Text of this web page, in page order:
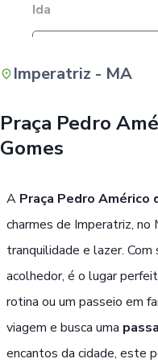
Ida
Imperatriz - MA
Praça Pedro
Gomes
A Praça Pedro Américo
charmes de Imperatriz, no
tranquilidade e lazer.
acolhedor, é o lugar
rotina ou um passeio em
viagem e busca uma
encantos da cidade, este